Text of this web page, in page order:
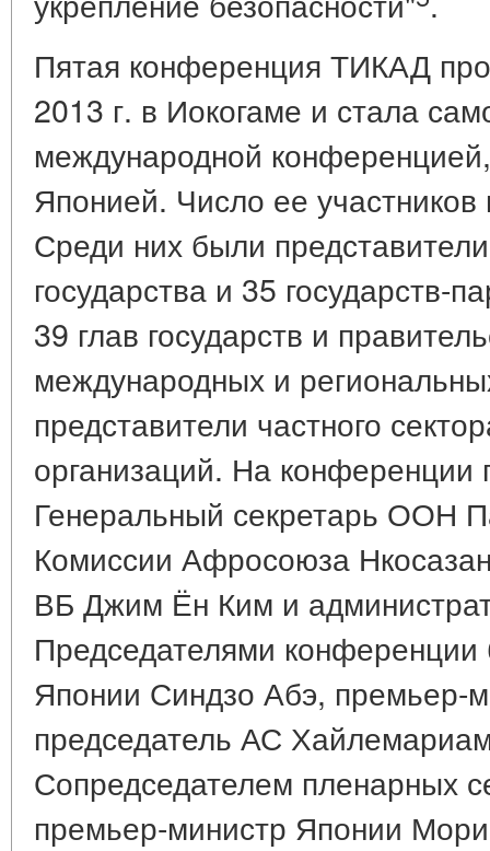
Пятая конференция ТИКАД
2013 г. в Иокогаме и стала
международной
Японией. Число ее
Среди них были
государства и 35 государств-
39 глав государств и
международных и
представители частного
организаций. На конференции
Генеральный секретарь ООН
Комиссии Афросоюза
ВБ Джим Ён Ким и
Председателями
Японии Синдзо Абэ, премьер-
председатель АС
Сопредседателем пленарных
премьер-министр Японии